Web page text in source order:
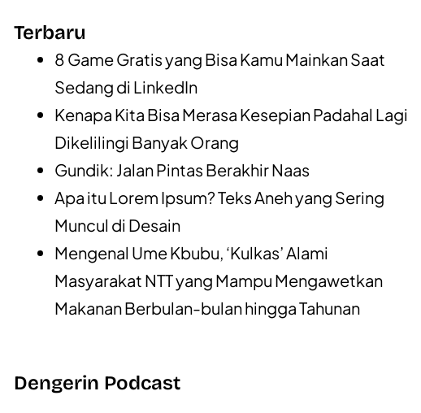
Terbaru
8 Game Gratis yang Bisa Kamu Mainkan Saat
Sedang di LinkedIn
Kenapa Kita Bisa Merasa Kesepian Padahal Lagi
Dikelilingi Banyak Orang
Gundik: Jalan Pintas Berakhir Naas
Apa itu Lorem Ipsum? Teks Aneh yang Sering
Muncul di Desain
Mengenal Ume Kbubu, ‘Kulkas’ Alami
Masyarakat NTT yang Mampu Mengawetkan
Makanan Berbulan-bulan hingga Tahunan
Dengerin Podcast